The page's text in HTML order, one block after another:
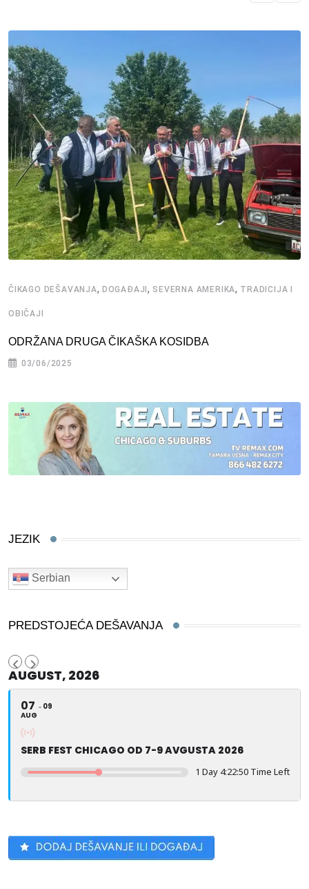
ČIKAGO DEŠAVANJA, DOGAĐAJI, SEVERNA AMERIKA, TRADICIJA I
OBIČAJI
ODRŽANA DRUGA ČIKAŠKA KOSIDBA
03/06/2025
JEZIK
Serbian
PREDSTOJEĆA DEŠAVANJA
AUGUST, 2026
07
AUG
09
SERB FEST CHICAGO OD 7-9 AVGUSTA 2026
1 Day 4:22:49 Time Left